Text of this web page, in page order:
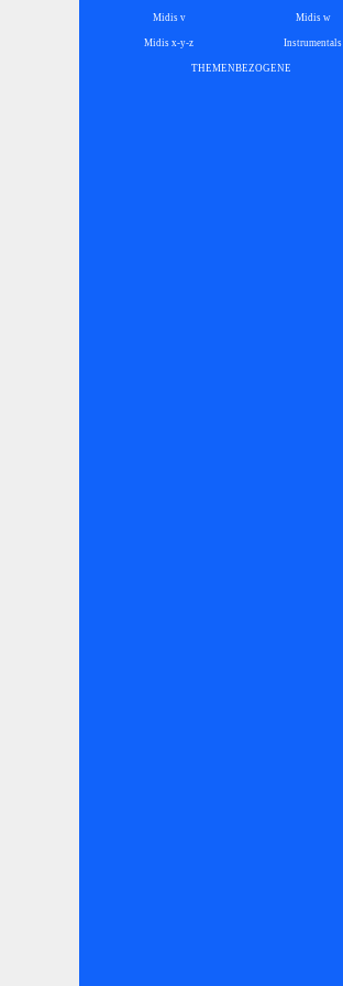
Midis v Midis w
Midis x-y-z Instrumentals
THEMENBEZOGENE